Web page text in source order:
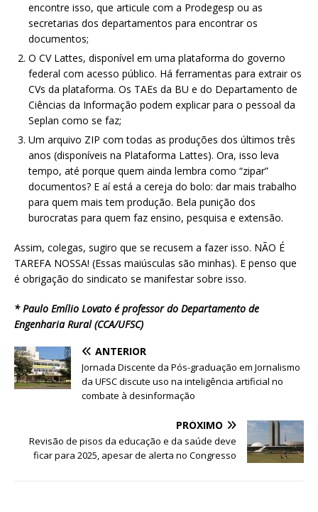
encontre isso, que articule com a Prodegesp ou as
secretarias dos departamentos para encontrar os
documentos;
O CV Lattes, disponível em uma plataforma do governo
federal com acesso público. Há ferramentas para extrair os
CVs da plataforma. Os TAEs da BU e do Departamento de
Ciências da Informação podem explicar para o pessoal da
Seplan como se faz;
Um arquivo ZIP com todas as produções dos últimos três
anos (disponíveis na Plataforma Lattes). Ora, isso leva
tempo, até porque quem ainda lembra como “zipar”
documentos? E aí está a cereja do bolo: dar mais trabalho
para quem mais tem produção. Bela punição dos
burocratas para quem faz ensino, pesquisa e extensão.
Assim, colegas, sugiro que se recusem a fazer isso. NÃO É
TAREFA NOSSA! (Essas maiúsculas são minhas). E penso que
é obrigação do sindicato se manifestar sobre isso.
* Paulo Emílio Lovato é professor do Departamento de
Engenharia Rural (CCA/UFSC)
ANTERIOR
Jornada Discente da Pós-graduação em Jornalismo
da UFSC discute uso na inteligência artificial no
combate à desinformação
PRÓXIMO
Revisão de pisos da educação e da saúde deve
ficar para 2025, apesar de alerta no Congresso